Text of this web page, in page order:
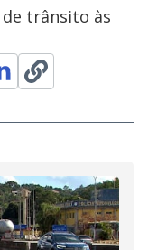
de trânsito às